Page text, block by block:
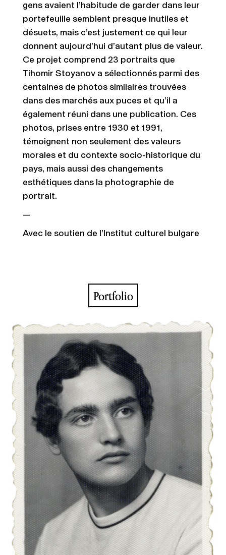
gens avaient l’habitude de garder dans leur
portefeuille semblent presque inutiles et
désuets, mais c’est justement ce qui leur
donnent aujourd’hui d’autant plus de valeur.
Ce projet comprend 23 portraits que
Tihomir Stoyanov a sélectionnés parmi des
centaines de photos similaires trouvées
dans des marchés aux puces et qu’il a
également réuni dans une publication. Ces
photos, prises entre 1930 et 1991,
témoignent non seulement des valeurs
morales et du contexte socio-historique du
pays, mais aussi des changements
esthétiques dans la photographie de
portrait.
—
Avec le soutien de l’Institut culturel bulgare
Portfolio